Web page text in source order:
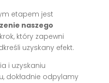
etapem jest
naszego
który zapewni
uzyskany efekt.
i uzyskaniu
dokładnie odpylamy